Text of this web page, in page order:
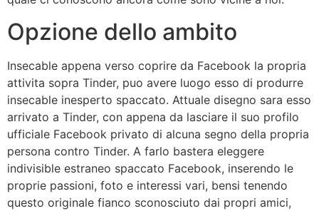
Opzione dello ambito
Insecable appena verso coprire da Facebook la propria
attivita sopra Tinder, puo avere luogo esso di produrre
insecable inesperto spaccato. Attuale disegno sara esso
arrivato a Tinder, con appena da lasciare il suo profilo
ufficiale Facebook privato di alcuna segno della propria
persona contro Tinder. A farlo bastera eleggere
indivisible estraneo spaccato Facebook, inserendo le
proprie passioni, foto e interessi vari, bensi tenendo
questo originale fianco sconosciuto dai propri amici,